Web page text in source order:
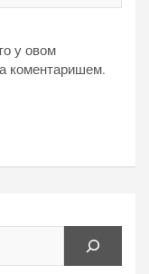
у овом
коментаришем.